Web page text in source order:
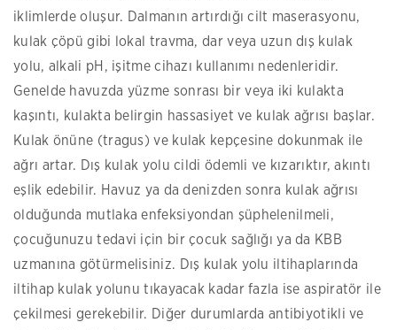
iklimlerde oluşur. Dalmanın artırdığı cilt maserasyonu,
kulak çöpü gibi lokal travma, dar veya uzun dış kulak
yolu, alkali pH, işitme cihazı kullanımı nedenleridir.
Genelde havuzda yüzme sonrası bir veya iki kulakta
kaşıntı, kulakta belirgin hassasiyet ve kulak ağrısı başlar.
Kulak önüne (tragus) ve kulak kepçesine dokunmak ile
ağrı artar. Dış kulak yolu cildi ödemli ve kızarıktır, akıntı
eşlik edebilir. Havuz ya da denizden sonra kulak ağrısı
olduğunda mutlaka enfeksiyondan şüphelenilmeli,
çocuğunuzu tedavi için bir çocuk sağlığı ya da KBB
uzmanına götürmelisiniz. Dış kulak yolu iltihaplarında
iltihap kulak yolunu tıkayacak kadar fazla ise aspiratör ile
çekilmesi gerekebilir. Diğer durumlarda antibiyotikli ve